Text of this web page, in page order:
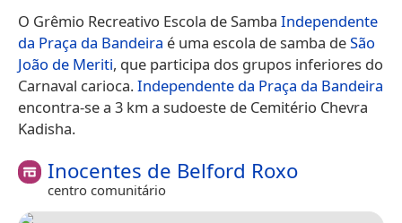
O Grêmio Recreativo Escola de Samba Independente
da Praça da Bandeira é uma escola de samba deSão
João de Meriti, que participa dos grupos inferiores do
Carnaval carioca.Independente da Praça da Bandeira
encontra-se a 3 km a sudoeste de Cemitério Chevra
Kadisha.
Inocentes de Belford Roxo
centro comunitário